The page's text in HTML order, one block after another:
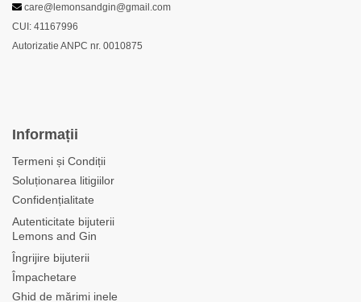
care@lemonsandgin@gmail.com
CUI: 41167996
Autorizatie ANPC nr. 0010875
Informații
Termeni și Condiții
Soluționarea litigiilor
Confidențialitate
Autenticitate bijuterii
Lemons and Gin
Îngrijire bijuterii
Împachetare
Ghid de mărimi inele